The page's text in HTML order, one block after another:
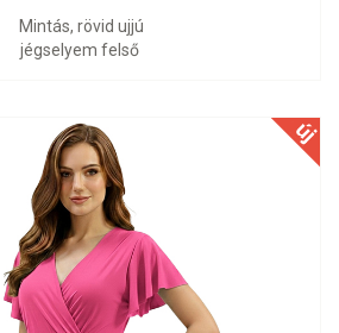
Mintás, rövid ujjú
jégselyem felső